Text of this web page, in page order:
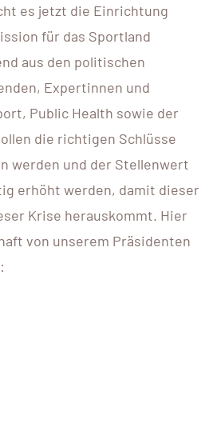
es jetzt die Einrichtung
für das Sportland
aus den politischen
Expertinnen und
Public Health sowie der
die richtigen Schlüsse
werden und der Stellenwert
erhöht werden, damit dieser
Krise herauskommt. Hier
von unserem Präsidenten